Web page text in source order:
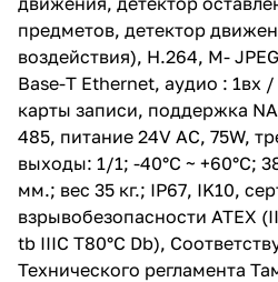
тревожные входы/выходы: 1/1;
-40°C ~ +60°C; 384.0 x 402.0 x
250.0 мм.; вес 35 кг.; IP67, IK10,
сертификат
взрывобезопасности ATEX (II 2
GD Ex d IIC T6 Gb, Ex tb IIIC
T80°C Db), Соответствуют
требованиям Технического
регламента Таможенного
союза: ТР ТС 012/2011, ГОСТ
31610.0-2014 (IEC 60079-0:2011),
ГОСТ IEC 60079-1-2011, ГОСТ
IEC 60079-31-2013; корпус из
нержавеющей стали 316L
предметов, детектор
воздействия), H.264, M-
Base-T Ethernet, аудио : 1вх
карты записи, поддержка
485, питание 24V AC, 75W,
выходы: 1/1; -40°C ~ +60°C;
мм.; вес 35 кг.; IP67, IK10,
взрывобезопасности ATEX
tb IIIC T80°C Db),
Технического регламента